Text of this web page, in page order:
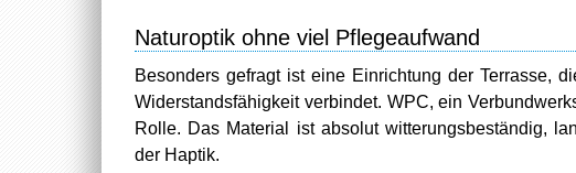
Naturoptik ohne viel Pflegeaufwand
Besonders gefragt ist eine Einrichtung der Terrasse,
Widerstandsfähigkeit verbindet. WPC, ein
Rolle. Das Material ist absolut witterungsbeständig,
der Haptik.